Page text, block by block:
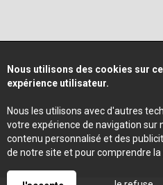
Nous utilisons des cookies sur
expérience utilisateur.
Nous les utilisons avec d'autres
votre expérience de navigation sur
contenu personnalisé et des
de notre site et pour comprendre la